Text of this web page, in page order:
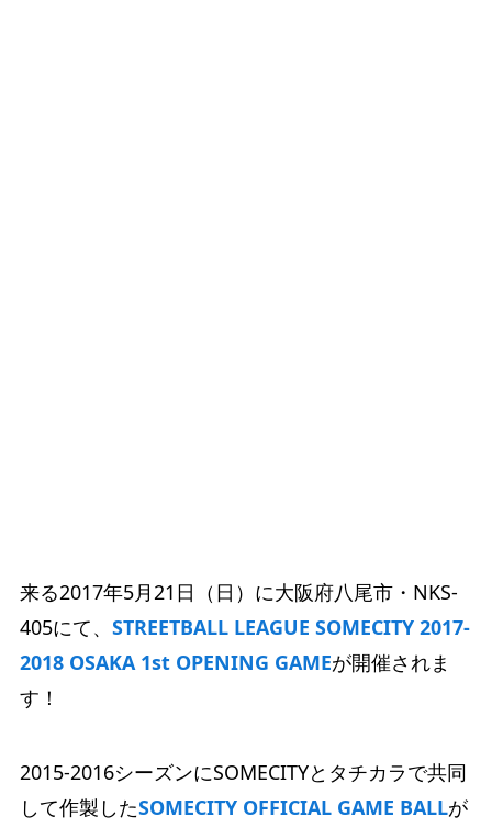
来る2017年5月21日（日）に大阪府八尾市・NKS-
405にて、 STREETBALL LEAGUE SOMECITY 2017-
2018 OSAKA 1st OPENING GAMEが開催されま
す！
2015-2016シーズンにSOMECITYとタチカラで共同
して作製したSOMECITY OFFICIAL GAME BALLが